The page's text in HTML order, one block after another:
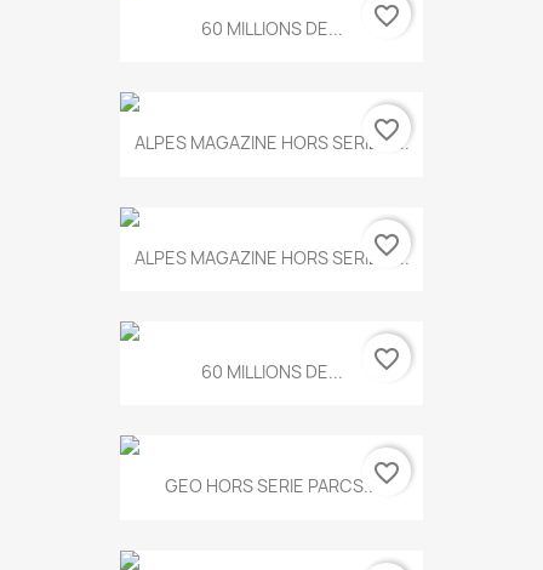
60 MILLIONS DE... favorite_border
ALPES MAGAZINE HORS SERIE N...
favorite_border
ALPES MAGAZINE HORS SERIE N...
favorite_border
60 MILLIONS DE... favorite_border
GEO HORS SERIE PARCS...favorite_border